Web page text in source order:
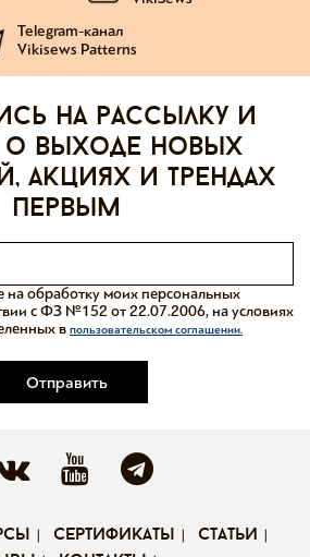
Telegram-канал
Vikisews Patterns
на рассылку и
о выходе новых
акциях и трендах
первым
Отправить
на обработку моих персональных
с ФЗ №152 от 22.07.2006, на условиях
в пользовательском соглашении.
сертификаты
статьи